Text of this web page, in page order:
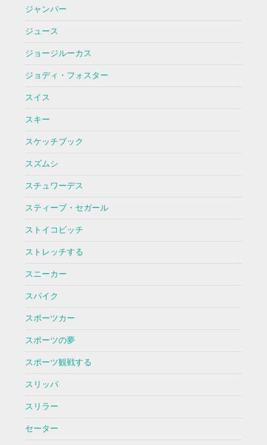
ジャンバー
ジュース
ジョージルーカス
ジョディ・フォスター
スイス
スキー
スケッチブック
スズムシ
スチュワーデス
スティーブ・セガール
ストイコビッチ
ストレッチする
スニーカー
スパイク
スポーツカー
スポーツの夢
スポーツ観戦する
スリッパ
スリラー
セーター